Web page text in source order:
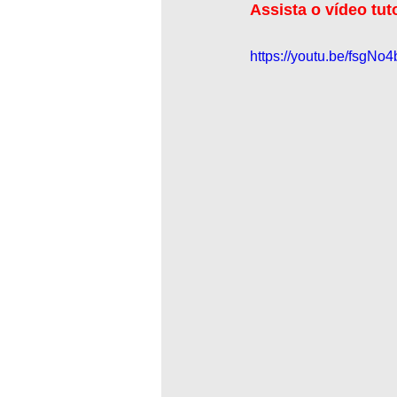
Assista o vídeo
https://youtu.be/